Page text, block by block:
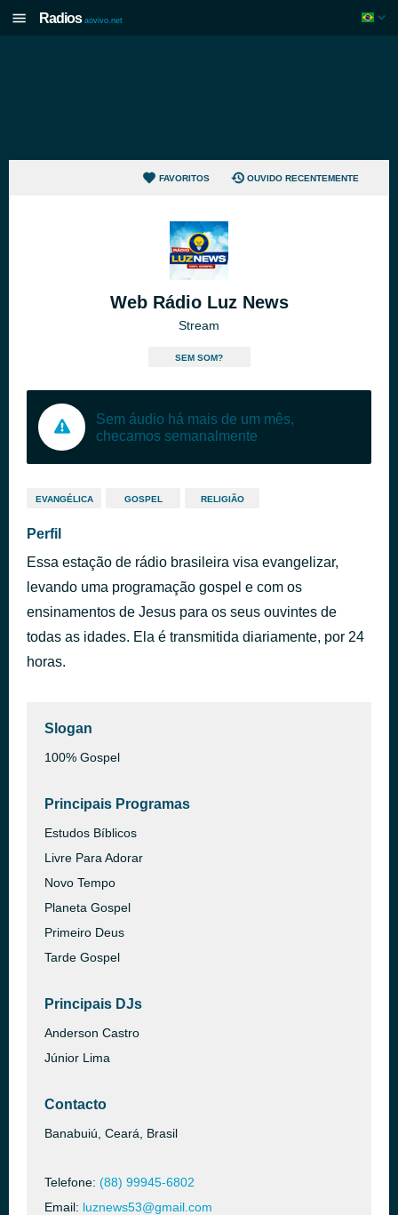
Radios aovivo.net
FAVORITOS OUVIDO RECENTEMENTE
Web Rádio Luz News
Stream
SEM SOM?
Sem áudio há mais de um mês,
checamos semanalmente
EVANGÉLICA GOSPEL RELIGIÃO
Perfil
Essa estação de rádio brasileira visa evangelizar,
levando uma programação gospel e com os
ensinamentos de Jesus para os seus ouvintes de
todas as idades. Ela é transmitida diariamente, por 24
horas.
Slogan
100% Gospel
Principais Programas
Estudos Bíblicos
Livre Para Adorar
Novo Tempo
Planeta Gospel
Primeiro Deus
Tarde Gospel
Principais DJs
Anderson Castro
Júnior Lima
Contacto
Banabuiú, Ceará, Brasil
Telefone: (88) 99945-6802
Email: luznews53@gmail.com